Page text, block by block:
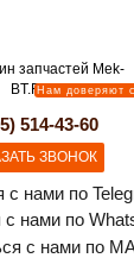
Нам доверяют
514-43-60
ЗВОНОК